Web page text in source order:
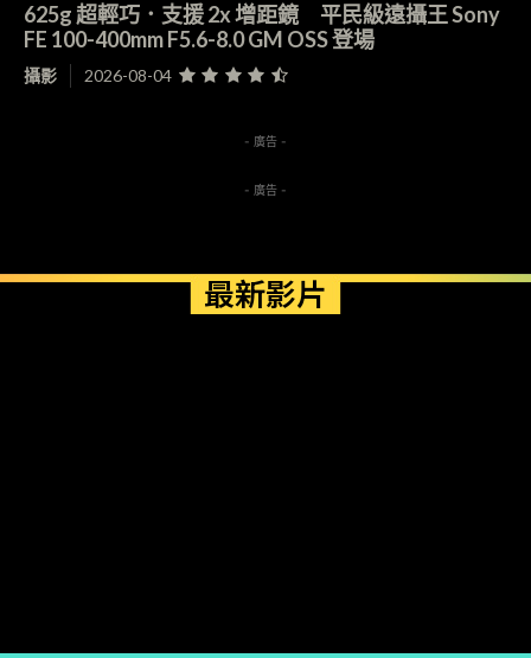
625g 超輕巧．支援 2x 增距鏡 平民級遠攝王 Sony
FE 100-400mm F5.6-8.0 GM OSS 登場
攝影 2026-08-04
- 廣告 -
- 廣告 -
最新影片